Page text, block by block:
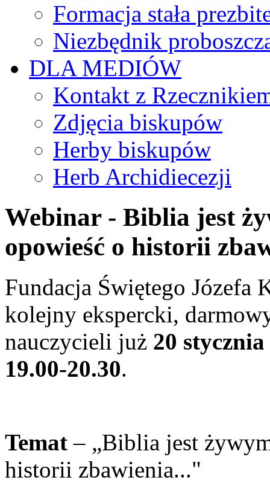
Formacja stała
Niezbędnik
DLA MEDIÓW
Kontakt z
Zdjęcia biskupów
Herby biskupów
Herb Archidiecezji
Webinar - Biblia jest
opowieść o historii
Fundacja Świętego Józefa
kolejny ekspercki,
nauczycieli już 20
19.00-20.30.
Temat – „Biblia jest
historii zbawienia..."